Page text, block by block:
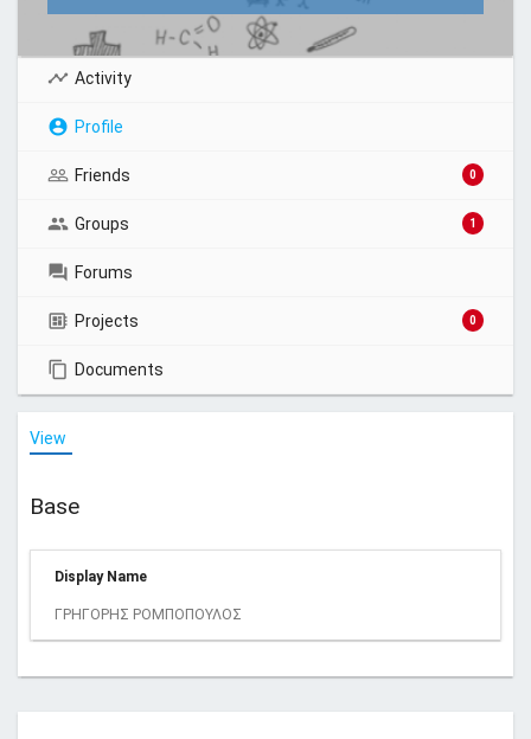
Activity
Profile
Friends 0
Groups 1
Forums
Projects 0
Documents
View
Base
Display Name
ΓΡΗΓΟΡΗΣ ΡΟΜΠΟΠΟΥΛΟΣ